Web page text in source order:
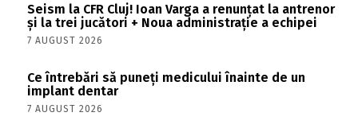
Seism la CFR Cluj! Ioan Varga a renunțat la antrenor
și la trei jucători + Noua administrație a echipei
7 AUGUST 2026
Ce întrebări să puneți medicului înainte de un
implant dentar
7 AUGUST 2026